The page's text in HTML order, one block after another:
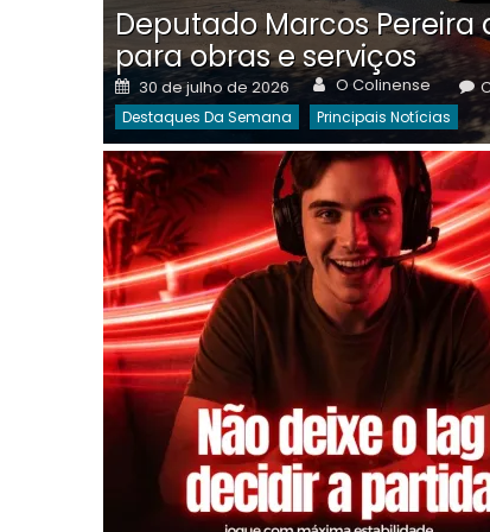
Deputado Marcos Pereira
para obras e serviços
Posted
on
30 de julho de 2026 Author
O Colinense
Destaques Da Semana Principais Notícias